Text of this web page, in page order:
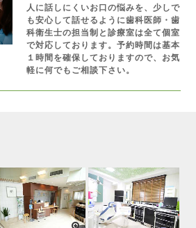
人に話しにくいお口の悩みを、少しで
も安心して話せるように歯科医師・歯
科衛生士の担当制と診療室は全て個室
で対応しております。予約時間は基本
１時間を確保しておりますので、お気
軽に何でもご相談下さい。